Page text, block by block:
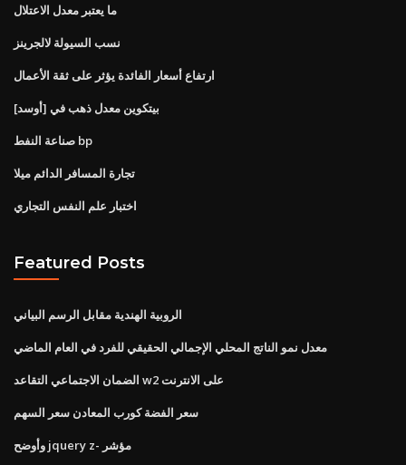
ما يعتبر معدل الاعتلال
نسب السيولة لالجرينز
ارتفاع أسعار الفائدة يؤثر على ثقة الأعمال
بيتكوين معدل ذهب في [أوسد]
صناعة النفط bp
تجارة المسافر الدائم ميلا
اختبار علم النفس التجاري
Featured Posts
الروبية الهندية مقابل الرسم البياني
معدل نمو الناتج المحلي الإجمالي الحقيقي للفرد في العام الماضي
الضمان الاجتماعي التقاعد w2 على الانترنت
سعر الفضة كورب المعادن سعر السهم
وأوضح jquery z- مؤشر